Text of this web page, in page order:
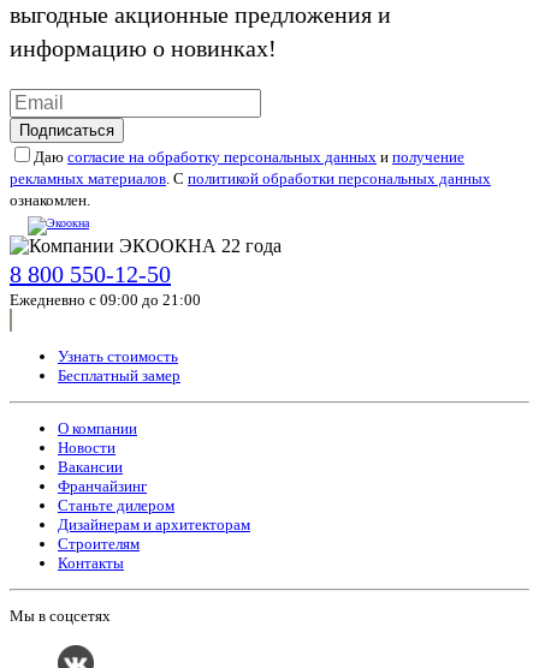
выгодные акционные предложения и
информацию о новинках!
Подписаться
Даю согласие на обработку персональных данных и получение
рекламных материалов. С политикой обработки персональных данных
ознакомлен.
8 800 550-12-50
Ежедневно с 09:00 до 21:00
Узнать стоимость
Бесплатный замер
О компании
Новости
Вакансии
Франчайзинг
Станьте дилером
Дизайнерам и архитекторам
Строителям
Контакты
Мы в соцсетях